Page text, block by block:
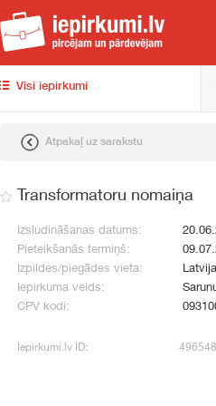
Visi iepirkumi
Atpakaļ uz sarakstu
Transformatoru nomaiņa
Izsludināšanas datums:
Pieteikšanās termiņš:
Izpildes/piegādes vieta:
Iepirkuma veids:
CPV kodi:
Iepirkumi.lv ID: